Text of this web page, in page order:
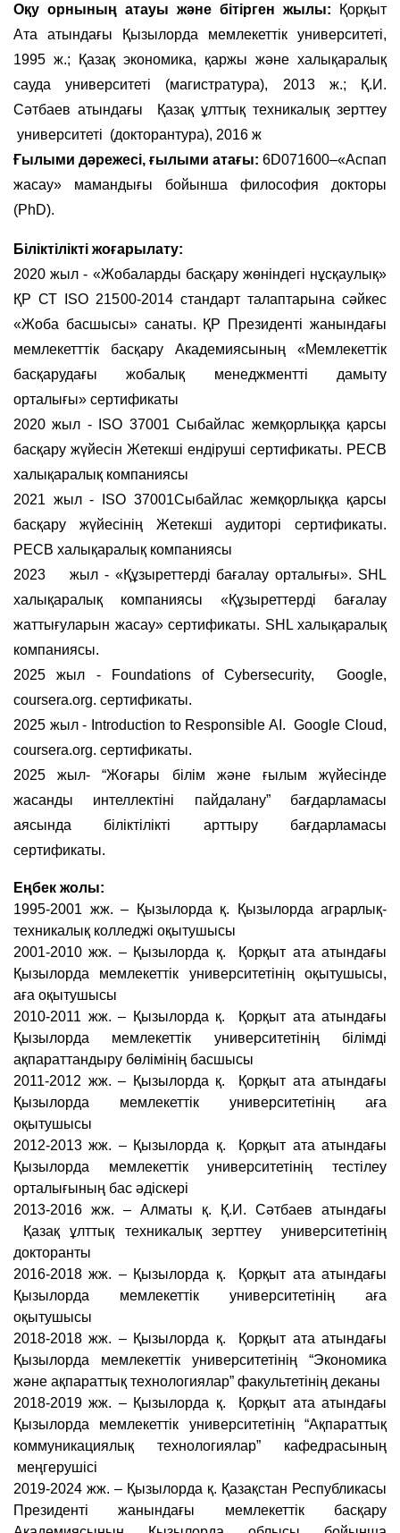
Оқу орнының атауы және бітірген жылы:
Қорқыт
Ата атындағы Қызылорда мемлекеттік университеті,
1995 ж.; Қазақ экономика, қаржы және халықаралық
сауда университеті (магистратура), 2013 ж.; Қ.И.
Сәтбаев атындағы Қазақ ұлттық техникалық зерттеу
университеті (докторантура), 2016 ж
Ғылыми дәрежесi, ғылыми атағы: 6D071600–«Аспап
жасау» мамандығы бойынша философия докторы
(PhD).
Біліктілікті жоғарылату:
2020 жыл - «Жобаларды басқару жөніндегі нұсқаулық»
ҚР СТ ISO 21500-2014 стандарт талаптарына сәйкес
«Жоба басшысы» санаты. ҚР Президенті жанындағы
мемлекетттік басқару Академиясының «Мемлекеттік
басқарудағы жобалық менеджментті дамыту
орталығы» сертификаты
2020 жыл - ISO 37001 Сыбайлас жемқорлыққа қарсы
басқару жүйесін Жетекші ендіруші сертификаты. PECB
халықаралық компаниясы
2021 жыл - ISO 37001Сыбайлас жемқорлыққа қарсы
басқару жүйесінің Жетекші аудиторі сертификаты.
PECB халықаралық компаниясы
2023 жыл - «Құзыреттерді бағалау орталығы». SHL
халықаралық компаниясы «Құзыреттерді бағалау
жаттығуларын жасау» сертификаты. SHL халықаралық
компаниясы.
2025 жыл - Foundations of Cybersecurity, Google,
coursera.org. сертификаты.
2025 жыл - Introduction to Responsible AI. Google Cloud,
coursera.org. сертификаты.
2025 жыл- “Жоғары білім және ғылым жүйесінде
жасанды интеллектіні пайдалану” бағдарламасы
аясында біліктілікті арттыру бағдарламасы
сертификаты.
Еңбек жолы:
1995-2001 жж. – Қызылорда қ. Қызылорда аграрлық-
техникалық колледжі оқытушысы
2001-2010 жж. – Қызылорда қ. Қорқыт ата атындағы
Қызылорда мемлекеттік университетінің оқытушысы,
аға оқытушысы
2010-2011 жж. – Қызылорда қ. Қорқыт ата атындағы
Қызылорда мемлекеттік университетінің білімді
ақпараттандыру бөлімінің басшысы
2011-2012 жж. – Қызылорда қ. Қорқыт ата атындағы
Қызылорда мемлекеттік университетінің аға
оқытушысы
2012-2013 жж. – Қызылорда қ. Қорқыт ата атындағы
Қызылорда мемлекеттік университетінің тестілеу
орталығының бас әдіскері
2013-2016 жж. – Алматы қ. Қ.И. Сәтбаев атындағы
Қазақ ұлттық техникалық зерттеу университетінің
докторанты
2016-2018 жж. – Қызылорда қ. Қорқыт ата атындағы
Қызылорда мемлекеттік университетінің аға
оқытушысы
2018-2018 жж. – Қызылорда қ. Қорқыт ата атындағы
Қызылорда мемлекеттік университетінің “Экономика
және ақпараттық технологиялар” факультетінің деканы
2018-2019 жж. – Қызылорда қ. Қорқыт ата атындағы
Қызылорда мемлекеттік университетінің “Ақпараттық
коммуникациялық технологиялар” кафедрасының
меңгерушісі
2019-2024 жж. – Қызылорда қ. Қазақстан Республикасы
Президенті жанындағы мемлекеттік басқару